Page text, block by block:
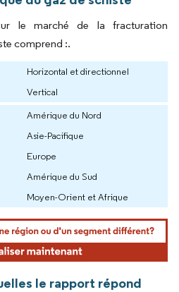
le marché de la fracturation
comprend :.
Horizontal et directionnel
Vertical
Amérique du Nord
Asie-Pacifique
Europe
Amérique du Sud
Moyen-Orient et Afrique
le rapport répond